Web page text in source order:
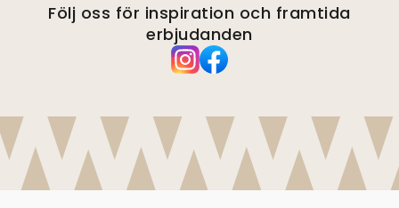
Följ oss för inspiration och framtida
erbjudanden